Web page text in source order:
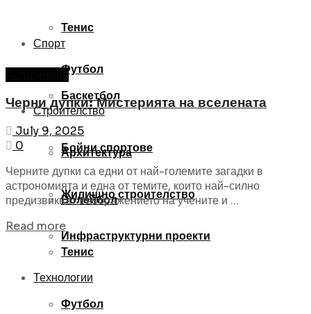
Спорт
Баскетбол
Бойни спортове
Волейбол
Тенис
Футбол
Тенис
Футбол
Строителство
Архитектура
Жилищно строителство
Инфраструктурни проекти
Технологии
Черни дупки: Мистерията на вселената
July 9, 2025
0
Черните дупки са едни от най-големите загадки в
астрономията и една от темите, които най-силно
предизвикват въображението на учените и ...
Read more